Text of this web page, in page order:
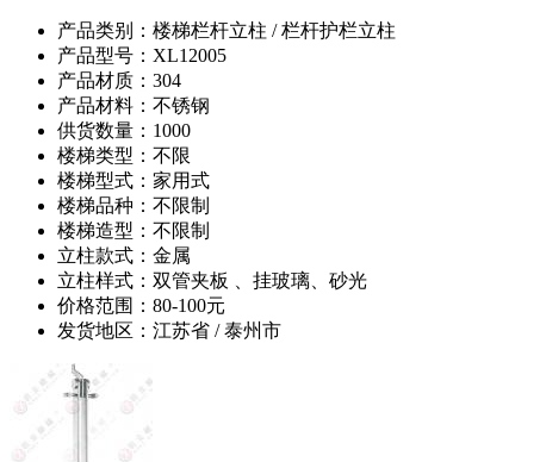
产品类别：楼梯栏杆立柱 / 栏杆护栏立柱
产品型号：XL12005
产品材质：304
产品材料：不锈钢
供货数量：1000
楼梯类型：不限
楼梯型式：家用式
楼梯品种：不限制
楼梯造型：不限制
立柱款式：金属
立柱样式：双管夹板 、挂玻璃、砂光
价格范围：80-100元
发货地区：江苏省 / 泰州市